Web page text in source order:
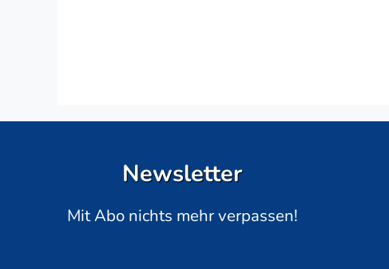
Newsletter
Mit Abo nichts mehr verpassen!